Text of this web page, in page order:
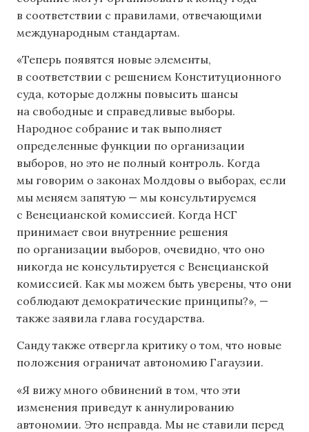
в соответствии с правилами, отвечающими
международным стандартам.
«Теперь появятся новые элементы,
в соответствии с решением Конституционного
суда, которые должны повысить шансы
на свободные и справедливые выборы.
Народное собрание и так выполняет
определенные функции по организации
выборов, но это не полный контроль. Когда
мы говорим о законах Молдовы о выборах, если
мы меняем запятую — мы консультируемся
с Венецианской комиссией. Когда НСГ
принимает свои внутренние решения
по организации выборов, очевидно, что оно
никогда не консультируется с Венецианской
комиссией. Как мы можем быть уверены, что они
соблюдают демократические принципы?», —
также заявила глава государства.
Санду также отвергла критику о том, что новые
положения ограничат автономию Гагаузии.
«Я вижу много обвинений в том, что эти
изменения приведут к аннулированию
автономии. Это неправда. Мы не ставили перед